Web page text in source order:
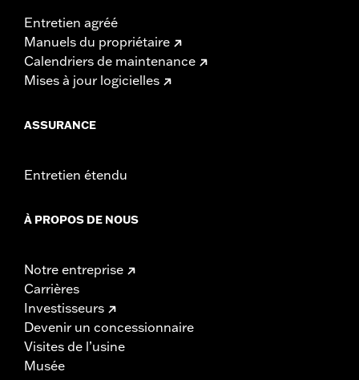
Entretien agréé
Manuels du propriétaire
Calendriers de maintenance
Mises à jour logicielles
ASSURANCE
Entretien étendu
À PROPOS DE NOUS
Notre entreprise
Carrières
Investisseurs
Devenir un concessionnaire
Visites de l’usine
Musée